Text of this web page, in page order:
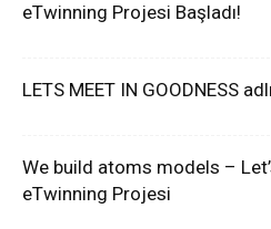
eTwinning Projesi Başladı!
LETS MEET IN GOODNESS
We build atoms models –
eTwinning Projesi